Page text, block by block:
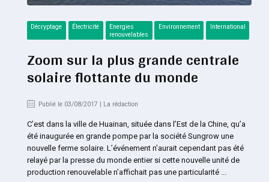
Décryptage Électricité
Energies
renouvelables
Environnement International
Zoom sur la plus grande centrale
solaire flottante du monde
Publié le 03/08/2017 | La rédaction
C’est dans la ville de Huainan, située dans l’Est de la Chine, qu’a
été inaugurée en grande pompe par la société Sungrow une
nouvelle ferme solaire. L’événement n’aurait cependant pas été
relayé par la presse du monde entier si cette nouvelle unité de
production renouvelable n’affichait pas une particularité ...